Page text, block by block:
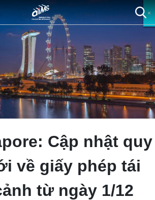
Cập nhật quy
về giấy phép tái
từ ngày 1/12
×
×
×
×